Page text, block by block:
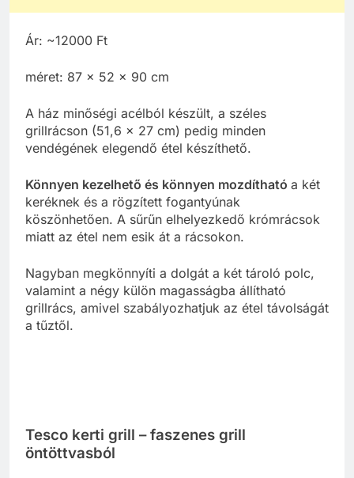
Ár: ~12000 Ft
méret: 87 × 52 × 90 cm
A ház minőségi acélból készült, a széles
grillrácson (51,6 x 27 cm) pedig minden
vendégének elegendő étel készíthető.
Könnyen kezelhető és könnyen mozdítható a két
keréknek és a rögzített fogantyúnak
köszönhetően. A sűrűn elhelyezkedő krómrácsok
miatt az étel nem esik át a rácsokon.
Nagyban megkönnyíti a dolgát a két tároló polc,
valamint a négy külön magasságba állítható
grillrács, amivel szabályozhatjuk az étel távolságát
a tűztől.
Tesco kerti grill – faszenes grill
öntöttvasból